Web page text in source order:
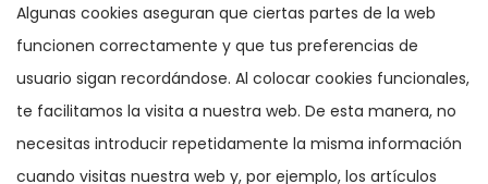
Algunas cookies aseguran que ciertas partes de la web
funcionen correctamente y que tus preferencias de
usuario sigan recordándose. Al colocar cookies funcionales,
te facilitamos la visita a nuestra web. De esta manera, no
necesitas introducir repetidamente la misma información
cuando visitas nuestra web y, por ejemplo, los artículos